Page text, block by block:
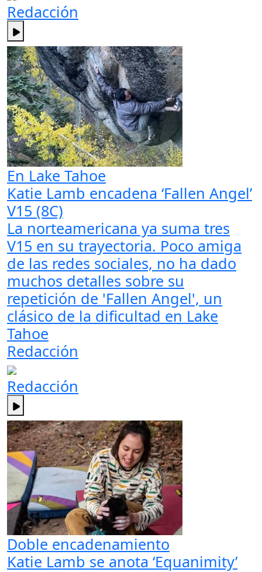
Redacción
En Lake Tahoe
Katie Lamb encadena ‘Fallen Angel’
V15 (8C)
La norteamericana ya suma tres
V15 en su trayectoria. Poco amiga
de las redes sociales, no ha dado
muchos detalles sobre su
repetición de 'Fallen Angel', un
clásico de la dificultad en Lake
Tahoe
Redacción
Redacción
Doble encadenamiento
Katie Lamb se anota ‘Equanimity’